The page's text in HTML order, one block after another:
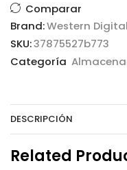
Comparar
Brand:Western Digital
SKU:37875527b773
Categoría
DESCRIPCIÓN
Related